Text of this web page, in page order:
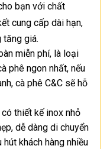
bạn với chất
cung cấp dài hạn,
tăng giá.
miễn phí, là loại
phê ngon nhất, nếu
cà phê C&C sẽ hỗ
thiết kế inox nhỏ
dễ dàng di chuyển
khách hàng nhiều